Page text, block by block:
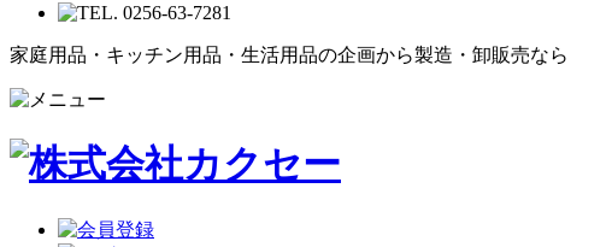
家庭用品・キッチン用品・生活用品の企画から製造・卸販売なら